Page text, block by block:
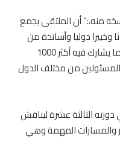
منه،:” أن الملتقى يجمع
متحدثا رئيسيا و60 متحدثا وخبيرا دوليا وأساتذة من
جامعات عالمية من أكثر من 20 دولة، كما يشارك فيه أكثر 1000
من مختلف الدول
الثالثة عشرة ليناقش
والمسارات المهمة وهي